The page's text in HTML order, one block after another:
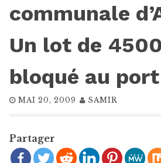
communale
Un lot de
bloqué au port
MAI 20, 2009 SAMIR
Partager